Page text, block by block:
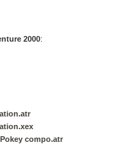
2000:
compo.atr